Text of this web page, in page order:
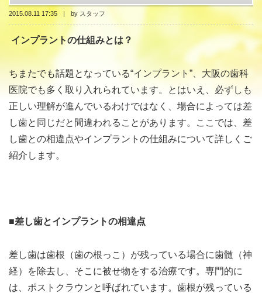
2015.08.11 17:35 by スタッフ
インプラントの仕組みとは？
ちまたでも話題となっている“インプラント”、大阪の歯科
医院でも多く取り入れられています。とはいえ、必ずしも
正しい理解が進んでいるわけではなく、場合によっては差
し歯と同じだと間違われることがあります。ここでは、差
し歯との相違点やインプラントの仕組みについて詳しくご
紹介します。
■差し歯とインプラントの相違点
差し歯は歯根（歯の根っこ）が残っている場合に歯髄（神
経）を除去し、そこに被せ物をする治療です。専門的に
は、ポストクラウンと呼ばれています。歯根が残っている